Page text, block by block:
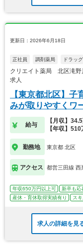
更新日：2026年6月18日
正社員 調剤薬局 ドラッ
クリエイト薬局 北区滝
求人
【東京都北区】
みが取りやすくワ
給与
【月収】
【年収】
勤務地 東京都 北区
アクセス 都営三田線 西
年収650万円以上可 新卒も応
産休・育休取得実績有り
ス
求人の詳細を見